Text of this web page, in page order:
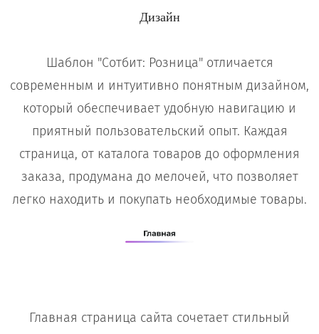
Дизайн
Шаблон "Сотбит: Розница" отличается
современным и интуитивно понятным дизайном,
который обеспечивает удобную навигацию и
приятный пользовательский опыт. Каждая
страница, от каталога товаров до оформления
заказа, продумана до мелочей, что позволяет
легко находить и покупать необходимые товары.
Главная страница сайта сочетает стильный